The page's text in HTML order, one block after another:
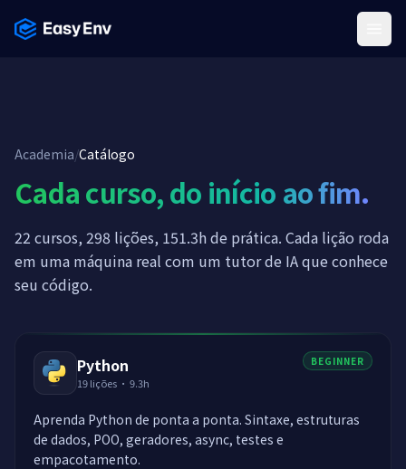
Academia/Catálogo
Cada curso, do início ao fim.
22 cursos, 298 lições, 151.3h de prática. Cada lição roda
em uma máquina real com um tutor de IA que conhece
seu código.
Python
19lições · 9.3h
BEGINNER
Aprenda Python de ponta a ponta. Sintaxe, estruturas
de dados, POO, geradores, async, testes e
empacotamento.